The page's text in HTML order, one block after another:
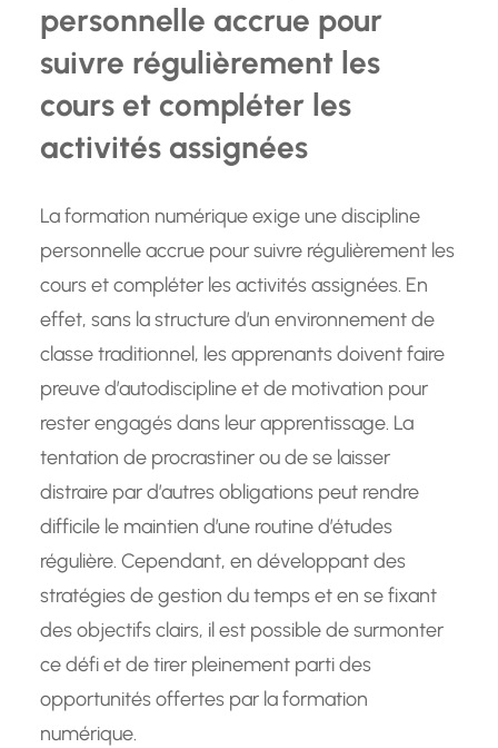
personnelle accrue pour
suivre régulièrement les
cours et compléter les
activités assignées
La formation numérique exige une discipline
personnelle accrue pour suivre régulièrement les
cours et compléter les activités assignées. En
effet, sans la structure d’un environnement de
classe traditionnel, les apprenants doivent faire
preuve d’autodiscipline et de motivation pour
rester engagés dans leur apprentissage. La
tentation de procrastiner ou de se laisser
distraire par d’autres obligations peut rendre
difficile le maintien d’une routine d’études
régulière. Cependant, en développant des
stratégies de gestion du temps et en se fixant
des objectifs clairs, il est possible de surmonter
ce défi et de tirer pleinement parti des
opportunités offertes par la formation
numérique.